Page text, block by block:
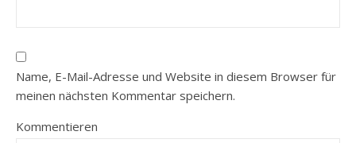
Name, E-Mail-Adresse und Website in diesem Browser für
meinen nächsten Kommentar speichern.
Kommentieren